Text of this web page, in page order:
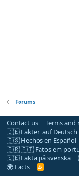
Forums
Contact us Terms and
🇩🇪 Fakten auf Deutsch
🇪🇸 Hechos en Español
🇧🇷 🇵🇹 Fatos em
🇸🇪 Fakta på svenska
🌍 Facts
R